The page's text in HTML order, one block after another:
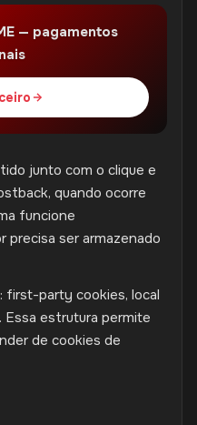
— pagamentos
junto com o clique e
quando ocorre
funcione
ser armazenado
first-party cookies, local
Essa estrutura permite
de cookies de